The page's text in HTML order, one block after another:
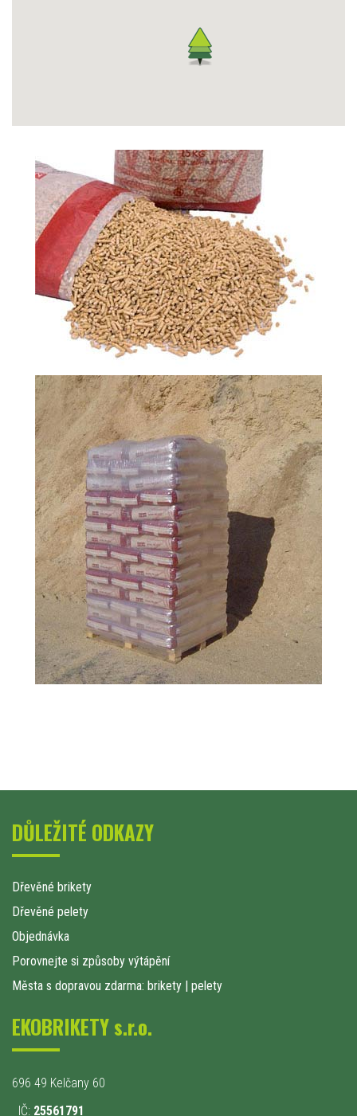
DŮLEŽITÉ ODKAZY
Dřevěné brikety
Dřevěné pelety
Objednávka
Porovnejte si způsoby výtápění
Města s dopravou zdarma: brikety | pelety
EKOBRIKETY s.r.o.
696 49 Kelčany 60
IČ: 25561791